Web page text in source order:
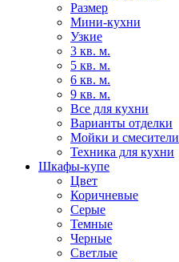
Размер
Мини-кухни
Узкие
3 кв. м.
5 кв. м.
6 кв. м.
9 кв. м.
Все для кухни
Варианты отделки
Мойки и смесители
Техника для кухни
Шкафы-купе
Цвет
Коричневые
Серые
Темные
Черные
Светлые